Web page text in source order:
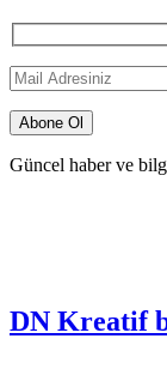
Güncel haber ve
DN Kreatif